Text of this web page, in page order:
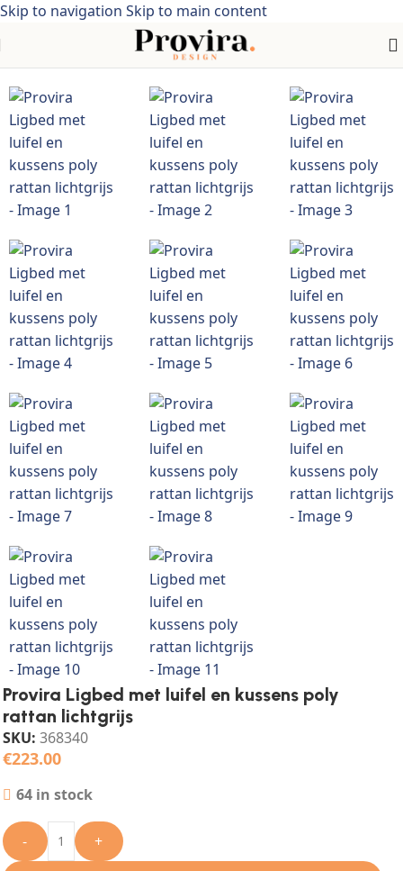
Skip to navigation Skip to main content
> Tuinmeubelen > Tuinzitjes > Ligstoelen > poly rattan
Provira Ligbed met luifel en kussens poly
rattan lichtgrijs
SKU: 368340
€223.00
64 in stock
- +